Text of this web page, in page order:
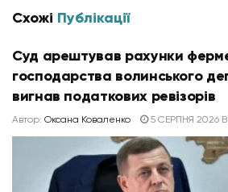
Схожі Публікації
Суд арештував рахунки
господарства волинського
вигнав податкових ревізорів
Автор: Оксана Коваленко 5 СЕРПНЯ 2026 В